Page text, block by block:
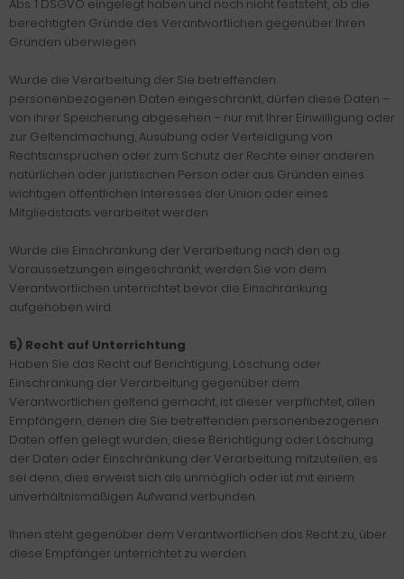
Abs. 1 DSGVO eingelegt haben und noch nicht feststeht, ob die
berechtigten Gründe des Verantwortlichen gegenüber Ihren
Gründen überwiegen.
Wurde die Verarbeitung der Sie betreffenden
personenbezogenen Daten eingeschränkt, dürfen diese Daten –
von ihrer Speicherung abgesehen – nur mit Ihrer Einwilligung oder
zur Geltendmachung, Ausübung oder Verteidigung von
Rechtsansprüchen oder zum Schutz der Rechte einer anderen
natürlichen oder juristischen Person oder aus Gründen eines
wichtigen öffentlichen Interesses der Union oder eines
Mitgliedstaats verarbeitet werden.
Wurde die Einschränkung der Verarbeitung nach den o.g.
Voraussetzungen eingeschränkt, werden Sie von dem
Verantwortlichen unterrichtet bevor die Einschränkung
aufgehoben wird.
5) Recht auf Unterrichtung
Haben Sie das Recht auf Berichtigung, Löschung oder
Einschränkung der Verarbeitung gegenüber dem
Verantwortlichen geltend gemacht, ist dieser verpflichtet, allen
Empfängern, denen die Sie betreffenden personenbezogenen
Daten offen gelegt wurden, diese Berichtigung oder Löschung
der Daten oder Einschränkung der Verarbeitung mitzuteilen, es
sei denn, dies erweist sich als unmöglich oder ist mit einem
unverhältnismäßigen Aufwand verbunden.
Ihnen steht gegenüber dem Verantwortlichen das Recht zu, über
diese Empfänger unterrichtet zu werden.